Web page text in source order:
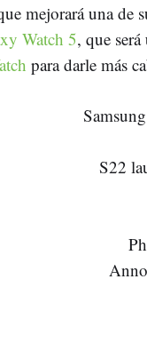
mejorará una de
Watch 5, que será
para darle más
S22